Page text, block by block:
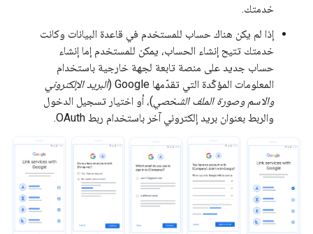
خدمتك.
إذا لم يكن هناك حساب للمستخدم في قاعدة البيانات وكانت
خدمتك تتيح إنشاء الحساب، يمكن للمستخدم إما إنشاء
حساب جديد على منصة تابعة لجهة خارجية باستخدام
المعلومات المؤكّدة التي تقدّمها Google (
البريد الإلكتروني
والاسم وصورة الملف الشخصي)، أو اختيار تسجيل الدخول
والربط بعنوان بريد إلكتروني آخر باستخدام ربط OAuth.